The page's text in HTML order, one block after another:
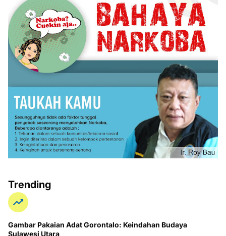
Trending
Gambar Pakaian Adat Gorontalo: Keindahan Budaya
Sulawesi Utara